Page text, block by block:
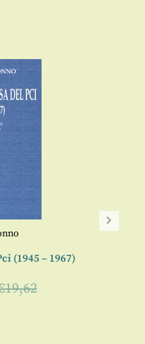
(1945 – 1967)
19,62